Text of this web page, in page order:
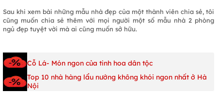
Sau khi xem bài những mẫu nhà đẹp của một thành viên chia sẻ, tôi
cũng muốn chia sẻ thêm với mọi người một số mẫu nhà 2 phòng
ngủ đẹp tuyệt vời mà ai cũng muốn sở hữu.
Cỗ Lá- Món ngon của tinh hoa dân tộc
Top 10 nhà hàng lẩu nướng không khói ngon nhất ở Hà
Nội